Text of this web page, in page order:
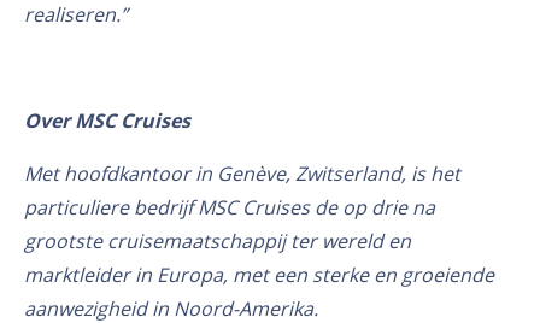
realiseren.”
Over MSC Cruises
Met hoofdkantoor in Genève, Zwitserland, is het
particuliere bedrijf MSC Cruises de op drie na
grootste cruisemaatschappij ter wereld en
marktleider in Europa, met een sterke en groeiende
aanwezigheid in Noord-Amerika.